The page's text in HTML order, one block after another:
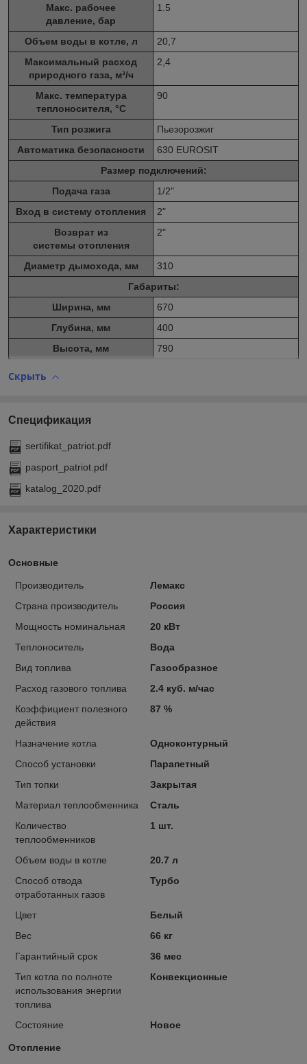
Макс. рабочее
давление, бар
1.5
Объем воды в котле, л
20,7
Максимальный расход
природного газа, м³/ч
2,4
Макс. температура
теплоносителя, °C
90
Тип розжига
Пьезорозжиг
Автоматика безопасности
630 EUROSIT
Размер подключений:
Подача газа
1/2"
Вход в систему отопления
2"
Возврат из
системы отопления
2"
Диаметр дымохода, мм
310
Габариты:
Ширина, мм
670
Глубина, мм
400
Высота, мм
790
Скрыть
Спецификация
sertifikat_patriot.pdf
pasport_patriot.pdf
katalog_2020.pdf
Характеристики
Основные
Производитель
Лемакс
Страна производитель
Россия
Мощность номинальная
20 кВт
Теплоноситель
Вода
Вид топлива
Газообразное
Расход газового топлива
2.4 куб. м/час
Коэффициент полезного
действия
87 %
Назначение котла
Одноконтурный
Способ установки
Парапетный
Тип топки
Закрытая
Материал теплообменника
Сталь
Количество
теплообменников
1 шт.
Объем воды в котле
20.7 л
Способ отвода
отработанных газов
Турбо
Цвет
Белый
Вес
66 кг
Гарантийный срок
36 мес
Тип котла по полноте
использования энергии
топлива
Конвекционные
Состояние Новое
Отопление